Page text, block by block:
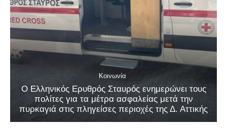
Κοινωνία
Ο Ελληνικός Ερυθρός Σταυρός ενημερώνει τους
πολίτες για τα μέτρα ασφαλείας μετά την
πυρκαγιά στις πληγείσες περιοχές της Δ. Αττικής